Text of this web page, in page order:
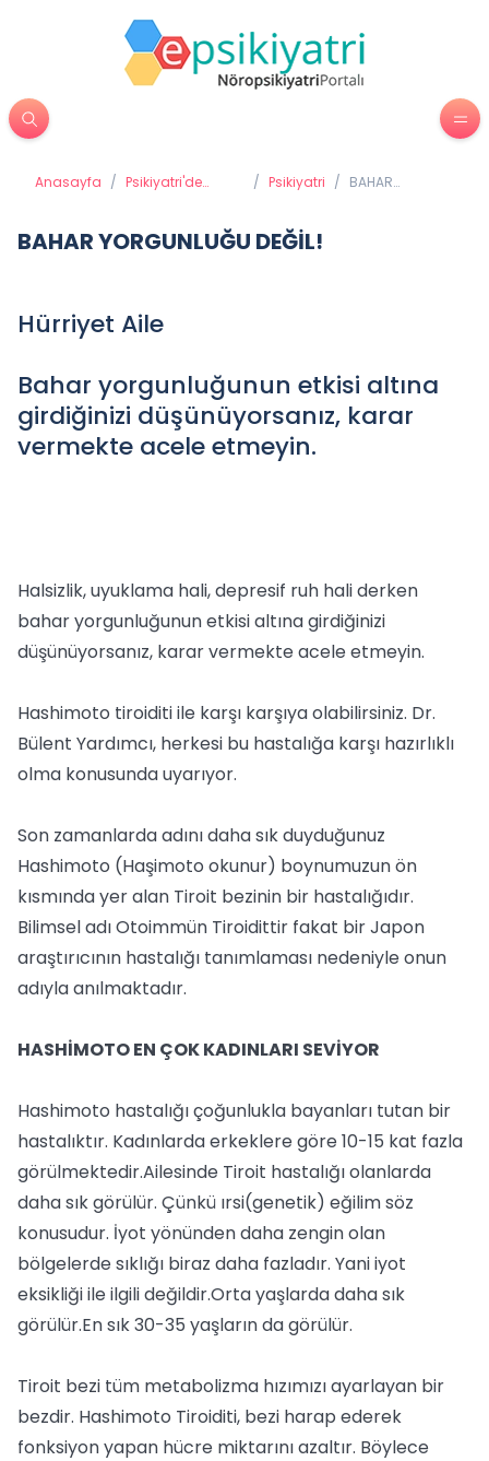
Anasayfa / Psikiyatri'de
/ Psikiyatri / BAHAR
BAHAR YORGUNLUĞU DEĞİL!
Hürriyet Aile
Bahar yorgunluğunun etkisi altına
girdiğinizi düşünüyorsanız, karar
vermekte acele etmeyin.
Halsizlik, uyuklama hali, depresif ruh hali derken
bahar yorgunluğunun etkisi altına girdiğinizi
düşünüyorsanız, karar vermekte acele etmeyin.
Hashimoto tiroiditi ile karşı karşıya olabilirsiniz. Dr.
Bülent Yardımcı, herkesi bu hastalığa karşı hazırlıklı
olma konusunda uyarıyor.
Son zamanlarda adını daha sık duyduğunuz
Hashimoto (Haşimoto okunur) boynumuzun ön
kısmında yer alan Tiroit bezinin bir hastalığıdır.
Bilimsel adı Otoimmün Tiroidittir fakat bir Japon
araştırıcının hastalığı tanımlaması nedeniyle onun
adıyla anılmaktadır.
HASHİMOTO EN ÇOK KADINLARI SEVİYOR
Hashimoto hastalığı çoğunlukla bayanları tutan bir
hastalıktır. Kadınlarda erkeklere göre 10-15 kat fazla
görülmektedir.Ailesinde Tiroit hastalığı olanlarda
daha sık görülür. Çünkü ırsi(genetik) eğilim söz
konusudur. İyot yönünden daha zengin olan
bölgelerde sıklığı biraz daha fazladır. Yani iyot
eksikliği ile ilgili değildir.Orta yaşlarda daha sık
görülür.En sık 30-35 yaşların da görülür.
Tiroit bezi tüm metabolizma hızımızı ayarlayan bir
bezdir. Hashimoto Tiroiditi, bezi harap ederek
fonksiyon yapan hücre miktarını azaltır. Böylece